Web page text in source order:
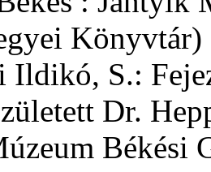
Könyvtár)
Ildikó, S.:
Dr.
Békési